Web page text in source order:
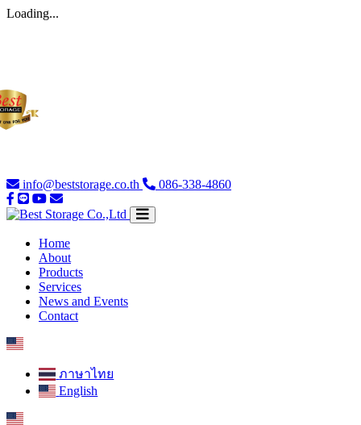
Loading...
info@beststorage.co.th 086-338-4860
Home
About
Products
Services
News and Events
Contact
ภาษาไทย
English